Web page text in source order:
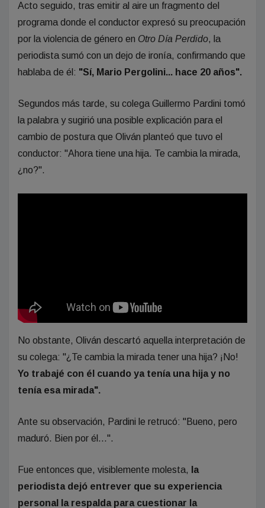
Acto seguido, tras emitir al aire un fragmento del
programa donde el conductor expresó su preocupación
por la violencia de género en Otro Día Perdido, la
periodista sumó con un dejo de ironía, confirmando que
hablaba de él: "Sí, Mario Pergolini... hace 20 años".
Segundos más tarde, su colega Guillermo Pardini tomó
la palabra y sugirió una posible explicación para el
cambio de postura que Oliván planteó que tuvo el
conductor: "Ahora tiene una hija. Te cambia la mirada,
¿no?".
No obstante, Oliván descartó aquella interpretación de
su colega: "¿Te cambia la mirada tener una hija? ¡No!
Yo trabajé con él cuando ya tenía una hija y no
tenía esa mirada".
Ante su observación, Pardini le retrucó: "Bueno, pero
maduró. Bien por él...".
Fue entonces que, visiblemente molesta,
la
periodista dejó entrever que su experiencia
personal la respalda para cuestionar la